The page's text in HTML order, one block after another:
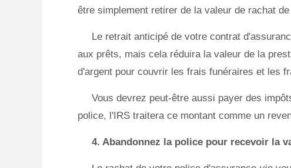
être simplement retirer de la valeur de rachat
Le retrait anticipé de votre contrat
aux prêts, mais cela réduira la valeur de la
d'argent pour couvrir les frais funéraires et les
Vous devrez peut-être aussi payer des
police, l'IRS traitera ce montant comme un
4. Abandonnez la police pour recevoir la